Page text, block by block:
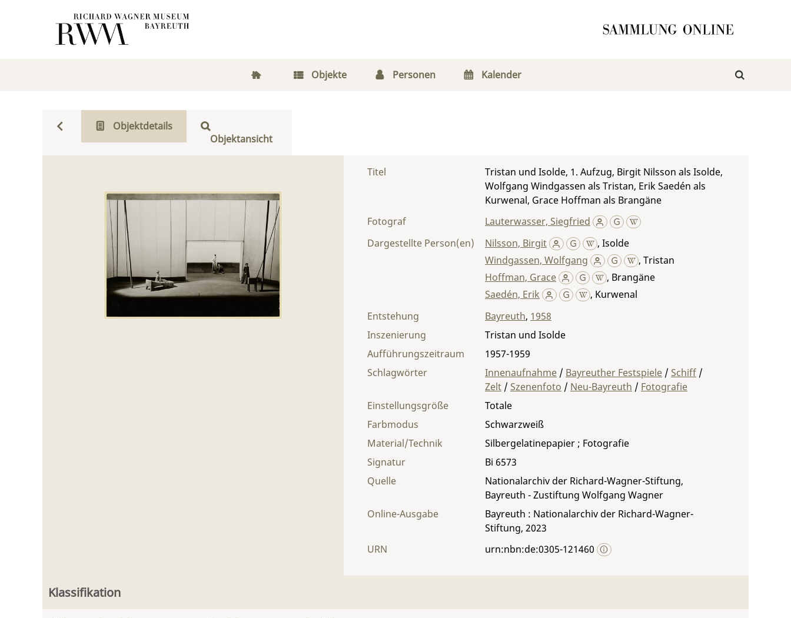
Objekte Personen Kalender
Objektdetails
Objektansicht
Titel
Tristan und Isolde, 1. Aufzug, Birgit Nilsson als Isolde,
Wolfgang Windgassen als Tristan, Erik Saedén als
Kurwenal, Grace Hoffman als Brangäne
Fotograf
Lauterwasser, Siegfried
Dargestellte Person(en)
Nilsson, Birgit , Isolde
Windgassen, Wolfgang
, Tristan
Hoffman, Grace
, Brangäne
Saedén, Erik
, Kurwenal
Entstehung
Bayreuth, 1958
Material/Technik Silbergelatinepapier ; Fotografie
Einstellungsgröße
Totale
Farbmodus
Schwarzweiß
Inszenierung
Tristan und Isolde
Aufführungszeitraum
1957-1959
Signatur
Bi 6573
Quelle
Nationalarchiv der Richard-Wagner-Stiftung,
Bayreuth - Zustiftung Wolfgang Wagner
Schlagwörter Innenaufnahme / Bayreuther Festspiele / Schiff /
Zelt / Szenenfoto / Neu-Bayreuth / Fotografie
Online-Ausgabe
Bayreuth : Nationalarchiv der Richard-Wagner-
Stiftung, 2023
URN
urn:nbn:de:0305-121460
Klassifikation